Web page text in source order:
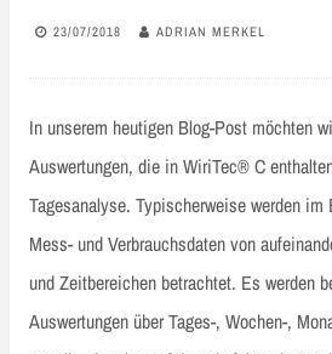
23/07/2018 ADRIAN MERKEL
In unserem heutigen Blog-Post möchten
Auswertungen, die in WiriTec® C
Tagesanalyse. Typischerweise werden im
Mess- und Verbrauchsdaten von
und Zeitbereichen betrachtet. Es werden
Auswertungen über Tages-, Wochen-,